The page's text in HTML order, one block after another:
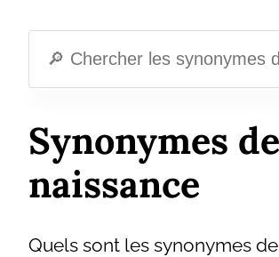
Synonymes de
naissance
Quels sont les synonymes